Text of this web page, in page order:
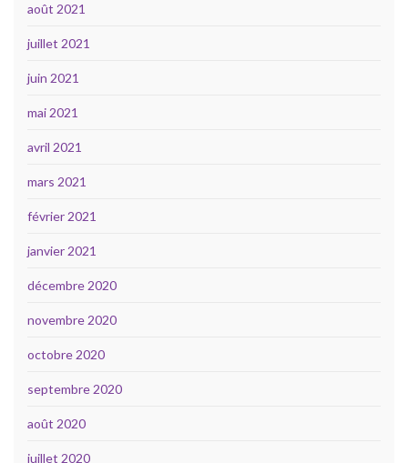
août 2021
juillet 2021
juin 2021
mai 2021
avril 2021
mars 2021
février 2021
janvier 2021
décembre 2020
novembre 2020
octobre 2020
septembre 2020
août 2020
juillet 2020